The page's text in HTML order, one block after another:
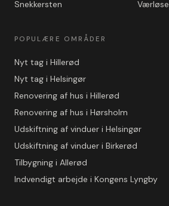
Snekkersten
Værløse
POPULÆRE OMRÅDER
Nyt tag i Hillerød
Nyt tag i Helsingør
Renovering af hus i Hillerød
Renovering af hus i Hørsholm
Udskiftning af vinduer i Helsingør
Udskiftning af vinduer i Birkerød
Tilbygning i Allerød
Indvendigt arbejde i Kongens Lyngby